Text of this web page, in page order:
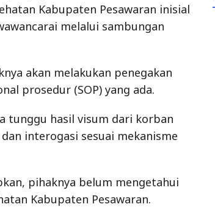
Kabupaten Pesawaran inisial
melalui sambungan
akan melakukan penegakan
prosedur (SOP) yang ada.
tunggu hasil visum dari korban
interogasi sesuai mekanisme
pihaknya belum mengetahui
Kabupaten Pesawaran.